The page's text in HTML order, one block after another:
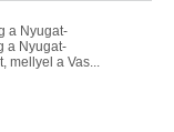
a Nyugat-
a Nyugat-
mellyel a Vas...